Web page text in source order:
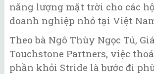
năng lượng mặt trời cho các
doanh nghiệp nhỏ tại Việt
Theo bà Ngô Thùy Ngọc Tú,
Touchstone Partners, việc
phần khỏi Stride là bước đi